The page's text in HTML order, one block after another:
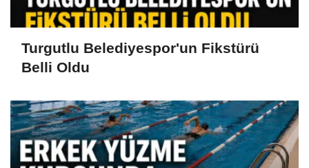
Turgutlu Belediyespor'un Fikstürü
Belli Oldu